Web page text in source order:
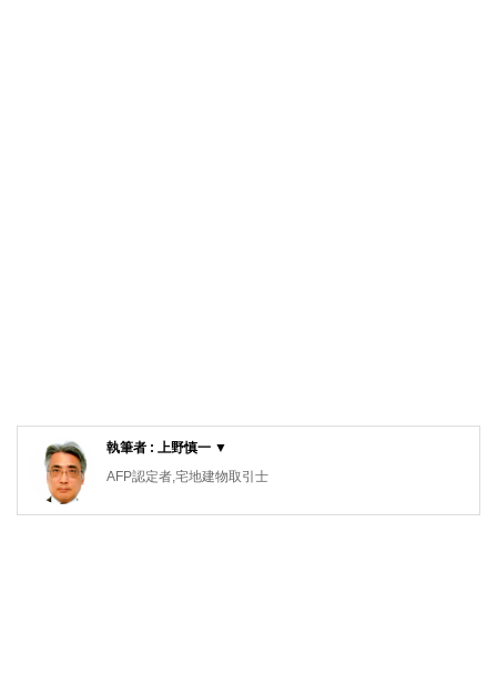
執筆者 : 上野慎一 ▼
AFP認定者,宅地建物取引士
不動産コンサルティングマスター,再開発プランナー